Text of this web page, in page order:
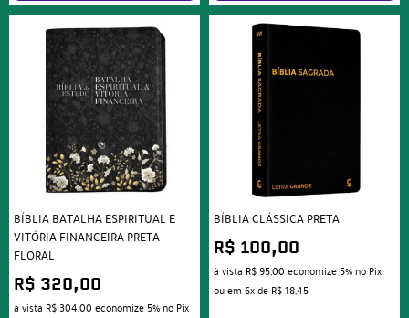
BÍBLIA BATALHA ESPIRITUAL E
VITÓRIA FINANCEIRA PRETA
FLORAL
R$ 320,00
à vista R$ 304,00 economize 5% no Pix
BÍBLIA CLÁSSICA PRETA
R$ 100,00
à vista R$ 95,00 economize 5% no Pix
ou em 6xde R$ 18,45